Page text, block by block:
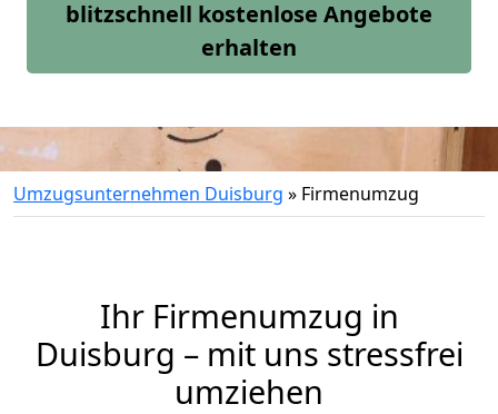
blitzschnell kostenlose Angebote
erhalten
Umzugsunternehmen Duisburg » Firmenumzug
Ihr Firmenumzug in
Duisburg – mit uns stressfrei
umziehen